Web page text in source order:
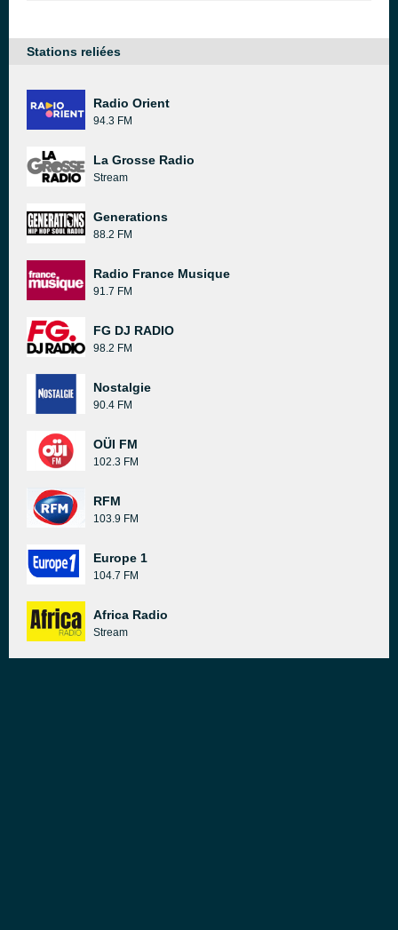
Stations reliées
Radio Orient
94.3 FM
La Grosse Radio
Stream
Generations
88.2 FM
Radio France Musique
91.7 FM
FG DJ RADIO
98.2 FM
Nostalgie
90.4 FM
OÜI FM
102.3 FM
RFM
103.9 FM
Europe 1
104.7 FM
Africa Radio
Stream